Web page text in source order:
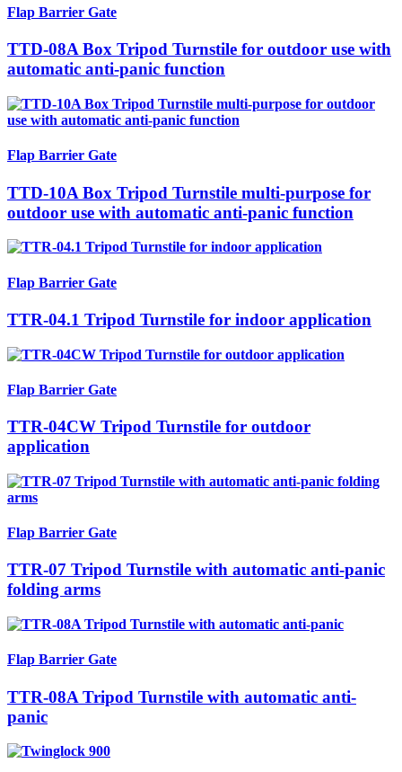
Flap Barrier Gate
TTD-08A Box Tripod Turnstile for outdoor use with
automatic anti-panic function
Flap Barrier Gate
TTD-10A Box Tripod Turnstile multi-purpose for
outdoor use with automatic anti-panic function
Flap Barrier Gate
TTR-04.1 Tripod Turnstile for indoor application
Flap Barrier Gate
TTR-04CW Tripod Turnstile for outdoor
application
Flap Barrier Gate
TTR-07 Tripod Turnstile with automatic anti-panic
folding arms
Flap Barrier Gate
TTR-08A Tripod Turnstile with automatic anti-
panic